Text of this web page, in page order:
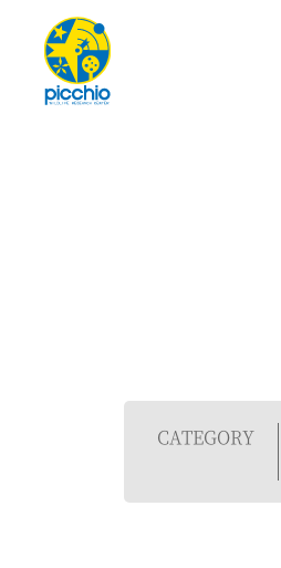
CATEGORY